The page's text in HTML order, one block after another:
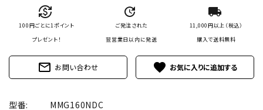
currency_exchange
100円ごとに1ポイント
プレゼント！
update
ご発注された
翌営業日以内に発送
local_shipping
11,000円以上（税込）
購入で送料無料
mail_outline お問い合わせ favorite
型番: MMG160NDC